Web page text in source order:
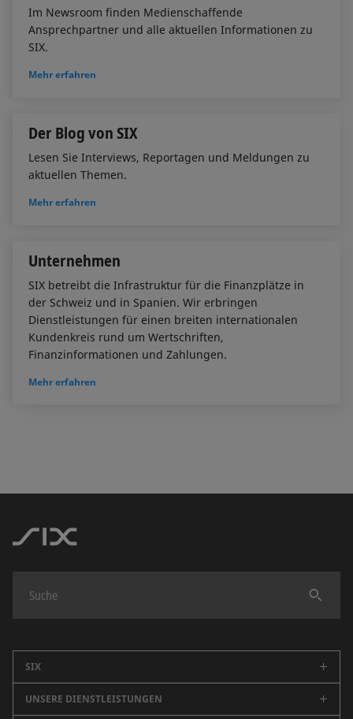
n
k
Im Newsroom finden Medienschaffende
Ansprechpartner und alle aktuellen Informationen zu
SIX.
Mehr erfahren
Der Blog von SIX
Lesen Sie Interviews, Reportagen und Meldungen zu
aktuellen Themen.
Mehr erfahren
Unternehmen
SIX betreibt die Infrastruktur für die Finanzplätze in
der Schweiz und in Spanien. Wir erbringen
Dienstleistungen für einen breiten internationalen
Kundenkreis rund um Wertschriften,
Finanzinformationen und Zahlungen.
Mehr erfahren
Finden
SIX
Unternehmen
UNSERE DIENSTLEISTUNGEN